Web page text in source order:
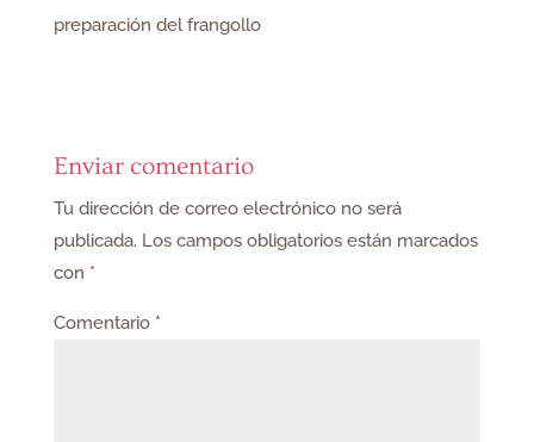
preparación del frangollo
Enviar comentario
Tu dirección de correo electrónico no será
publicada. Los campos obligatorios están marcados
con *
Comentario *